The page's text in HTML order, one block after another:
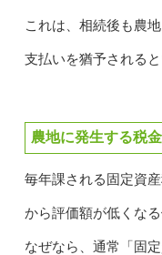
これは、相続後も農
支払いを猶予されると
農地に発生する税
毎年課される固定資
から評価額が低くなる
なぜなら、通常「固